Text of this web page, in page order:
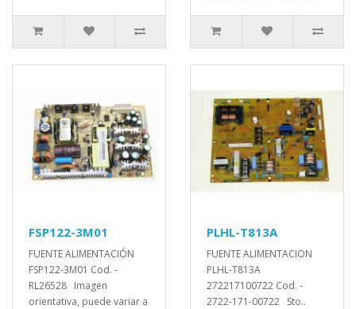
FSP122-3M01
FUENTE ALIMENTACIÓN
FSP122-3M01 Cod. -
RL26528 Imagen
orientativa, puede variar a
PLHL-T813A
FUENTE ALIMENTACION
PLHL-T813A
272217100722 Cod. -
2722-171-00722 Sto..